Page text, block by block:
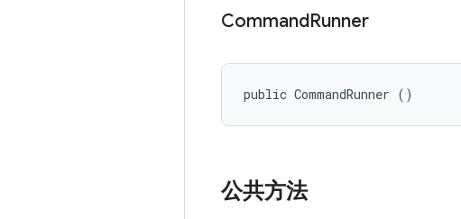
CommandRunner
public CommandRunner ()
公共方法